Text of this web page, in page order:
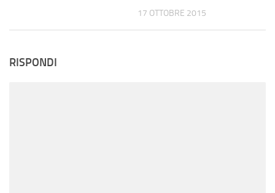
17 OTTOBRE 2015
RISPONDI